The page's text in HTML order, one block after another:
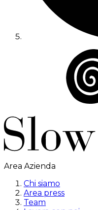
Area Azienda
Chi siamo
Area press
Team